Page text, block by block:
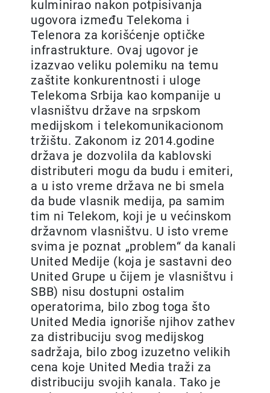
kulminirao nakon potpisivanja
ugovora između Telekoma i
Telenora za korišćenje optičke
infrastrukture. Ovaj ugovor je
izazvao veliku polemiku na temu
zaštite konkurentnosti i uloge
Telekoma Srbija kao kompanije u
vlasništvu države na srpskom
medijskom i telekomunikacionom
tržištu. Zakonom iz 2014.godine
država je dozvolila da kablovski
distributeri mogu da budu i emiteri,
a u isto vreme država ne bi smela
da bude vlasnik medija, pa samim
tim ni Telekom, koji je u većinskom
državnom vlasništvu. U isto vreme
svima je poznat „problem“ da kanali
United Medije (koja je sastavni deo
United Grupe u čijem je vlasništvu i
SBB) nisu dostupni ostalim
operatorima, bilo zbog toga što
United Media ignoriše njihov zathev
za distribuciju svog medijskog
sadržaja, bilo zbog izuzetno velikih
cena koje United Media traži za
distribuciju svojih kanala. Tako je